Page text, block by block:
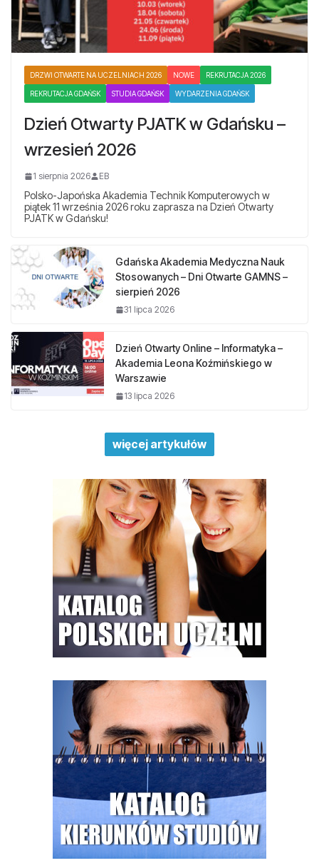
DRZWI OTWARTE NA UCZELNIACH 2026 NOWE REKRUTACJA 2026
REKRUTACJA GDAŃSK STUDIA GDAŃSK WYDARZENIA GDAŃSK
Dzień Otwarty PJATK w Gdańsku –
wrzesień 2026
1 sierpnia 2026 EB
Polsko-Japońska Akademia Technik Komputerowych w
piątek 11 września 2026 roku zaprasza na Dzień Otwarty
PJATK w Gdańsku!
Gdańska Akademia Medyczna Nauk
Stosowanych – Dni Otwarte GAMNS –
sierpień 2026
31 lipca 2026
Dzień Otwarty Online – Informatyka –
Akademia Leona Koźmińskiego w
Warszawie
13 lipca 2026
więcej artykułów